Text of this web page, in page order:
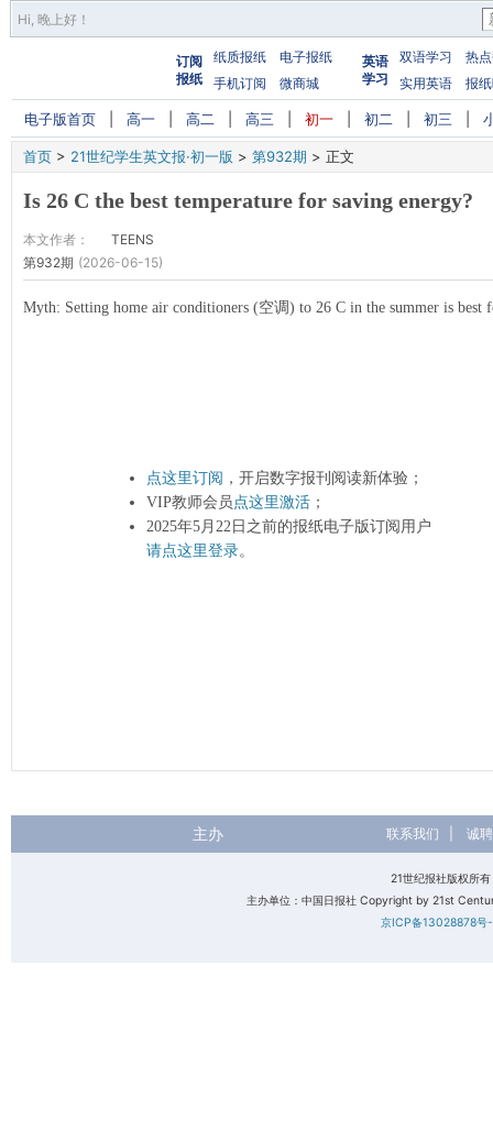
Hi, 晚上好 ！
订阅
报纸
纸质报纸
电子报纸
手机订阅
微商城
英语
学习
双语学习
热
实用英语
报
电子版首页 高一 高二 高三 初一 初二 初三
首页 > 21世纪学生英文报·初一版 > 第932期 > 正文
Is 26 C the best temperature for saving energy?
本文作者：
TEENS
第932期 (2026-06-15)
Myth: Setting home air conditioners (空调) to 26 C in the summer is best
点这里订阅 ，开启数字报刊阅读新体验；
VIP教师会员点这里激活 ；
2025年5月22日之前的报纸电子版订阅用户
请点这里登录。
主办 联系我们 诚
21世纪报社版权所
主办单位：中国日报社 Copyright by 21st
京ICP备13028878号